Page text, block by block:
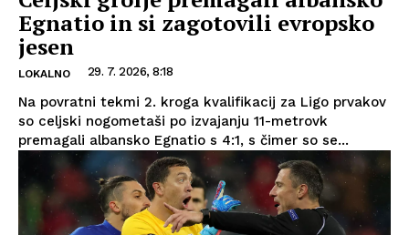
Egnatio in si zagotovili evropsko
jesen
LOKALNO 29. 7. 2026, 8:18
Na povratni tekmi 2. kroga kvalifikacij za Ligo prvakov
so celjski nogometaši po izvajanju 11-metrovk
premagali albansko Egnatio s 4:1, s čimer so se...